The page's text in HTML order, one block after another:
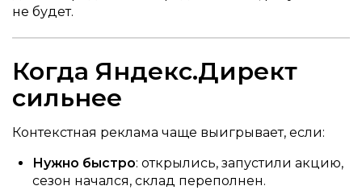
не будет.
Когда Яндекс.Директ
сильнее
Контекстная реклама чаще выигрывает, если:
Нужно быстро: открылись, запустили акцию,
сезон начался, склад переполнен.